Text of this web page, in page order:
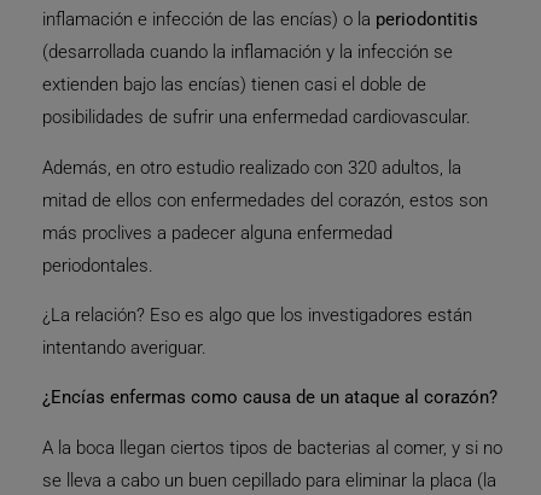
inflamación e infección de las encías) o la periodontitis
(desarrollada cuando la inflamación y la infección se
extienden bajo las encías) tienen casi el doble de
posibilidades de sufrir una enfermedad cardiovascular.
Además, en otro estudio realizado con 320 adultos, la
mitad de ellos con enfermedades del corazón, estos son
más proclives a padecer alguna enfermedad
periodontales.
¿La relación? Eso es algo que los investigadores están
intentando averiguar.
¿Encías enfermas como causa de un ataque al corazón?
A la boca llegan ciertos tipos de bacterias al comer, y si no
se lleva a cabo un buen cepillado para eliminar la placa (la